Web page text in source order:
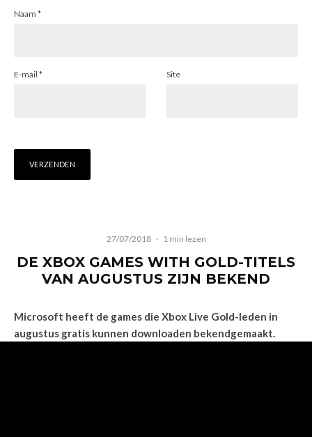
Naam *
E-mail * Site
27/07/2018 · 1 min lezen
DE XBOX GAMES WITH GOLD-TITELS
VAN AUGUSTUS ZIJN BEKEND
Microsoft heeft de games die Xbox Live Gold-leden in
augustus gratis kunnen downloaden bekendgemaakt.